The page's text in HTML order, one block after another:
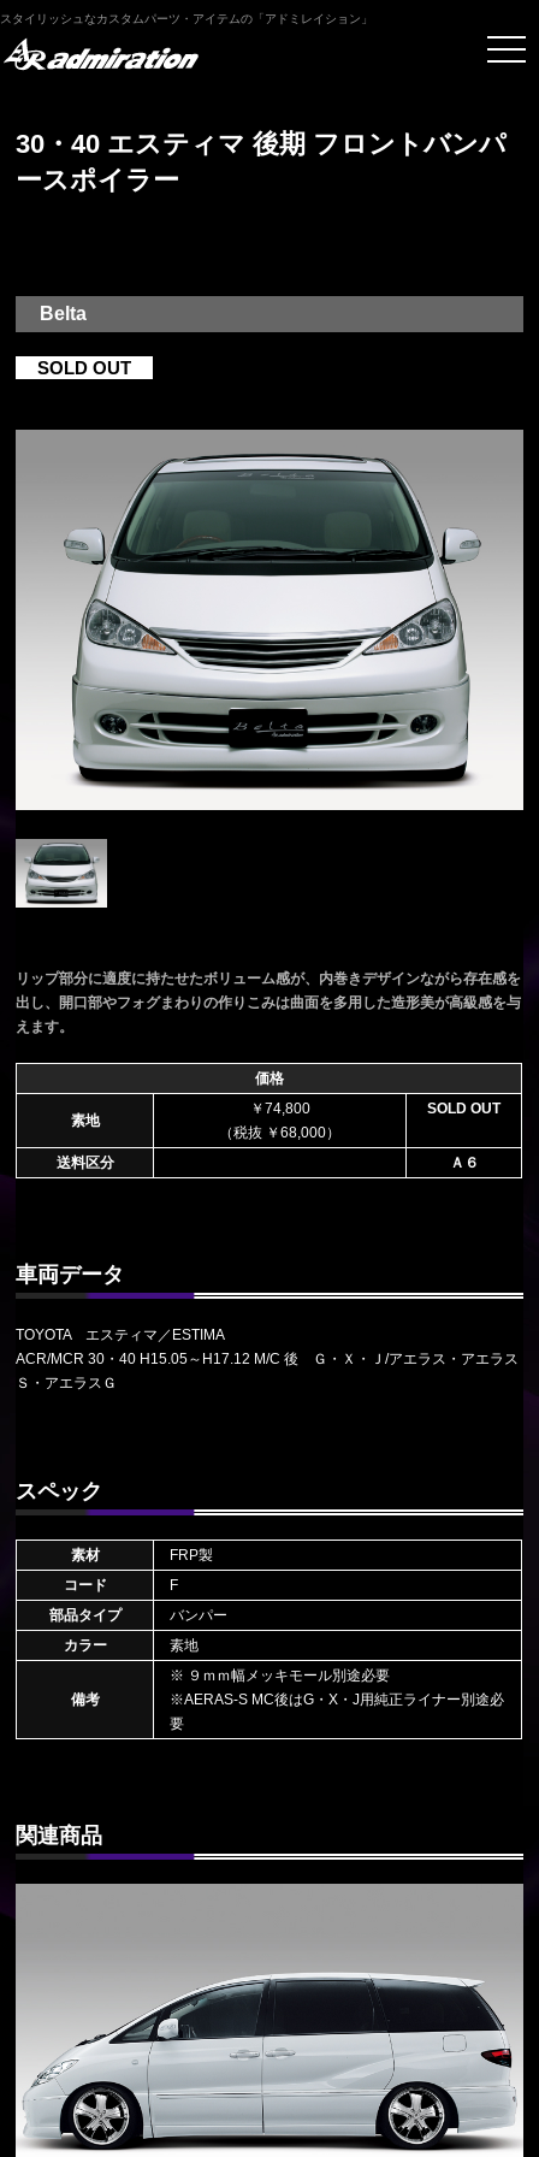
スタイリッシュなカスタムパーツ・アイテムの「アドミレイション」
30・40 エスティマ 後期 フロントバンパ
ースポイラー
Belta
SOLD OUT
リップ部分に適度に持たせたボリューム感が、内巻きデザインながら存在感を
出し、開口部やフォグまわりの作りこみは曲面を多用した造形美が高級感を与
えます。
価格
素地
￥74,800
（税抜 ￥68,000）
SOLD OUT
送料区分 Ａ６
車両データ
TOYOTA エスティマ／ESTIMA
ACR/MCR 30・40 H15.05～H17.12 M/C 後 Ｇ・Ｘ・Ｊ/アエラス・アエラス
Ｓ・アエラスＧ
スペック
素材
FRP製
コード
F
部品タイプ
バンパー
カラー
素地
備考
※ ９ｍｍ幅メッキモール別途必要
※AERAS-S MC後はG・X・J用純正ライナー別途必
要
関連商品